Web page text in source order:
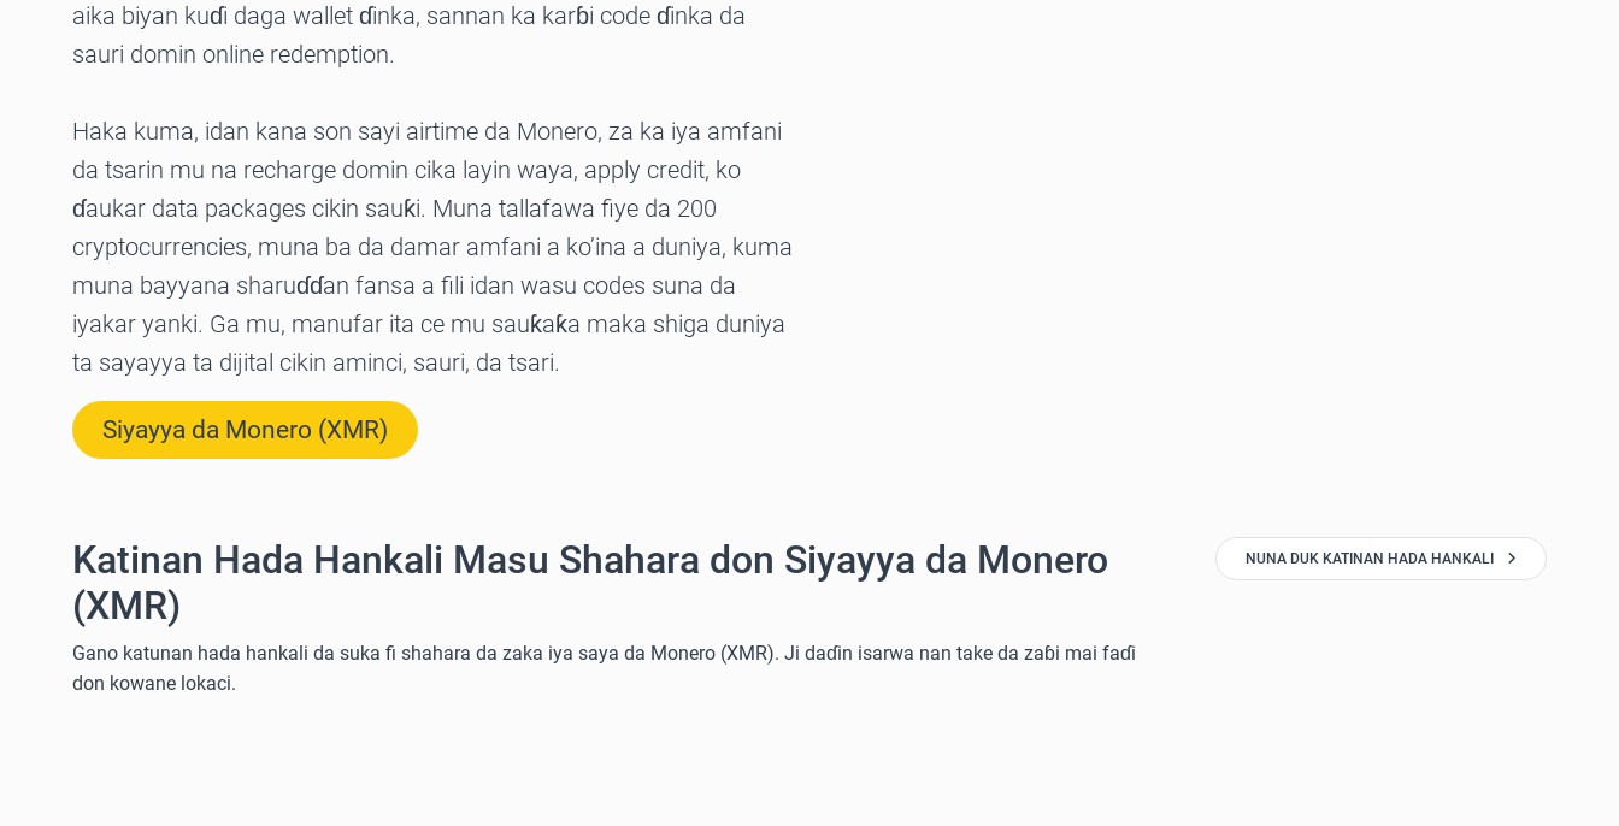
aika biyan kuɗi daga wallet ɗinka, sannan ka karɓi code ɗinka da
sauri domin online redemption.
Haka kuma, idan kana son sayi airtime da Monero, za ka iya amfani
da tsarin mu na recharge domin cika layin waya, apply credit, ko
ɗaukar data packages cikin sauƙi. Muna tallafawa fiye da 200
cryptocurrencies, muna ba da damar amfani a ko’ina a duniya, kuma
muna bayyana sharuɗɗan fansa a fili idan wasu codes suna da
iyakar yanki. Ga mu, manufar ita ce mu sauƙaƙa maka shiga duniya
ta sayayya ta dijital cikin aminci, sauri, da tsari.
Siyayya da Monero (XMR)
Katinan Hada Hankali Masu Shahara don Siyayya da Monero
(XMR)
Gano katunan hada hankali da suka fi shahara da zaka iya saya da Monero (XMR). Ji daɗin isarwa nan take da zaɓi mai faɗi
don kowane lokaci.
NUNA DUK KATINAN HADA HANKALI